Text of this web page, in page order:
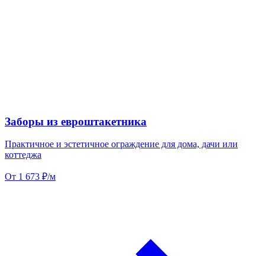
Заборы из евроштакетника
Практичное и эстетичное ограждение для дома, дачи или
коттеджа
От 1 673 ₽/м